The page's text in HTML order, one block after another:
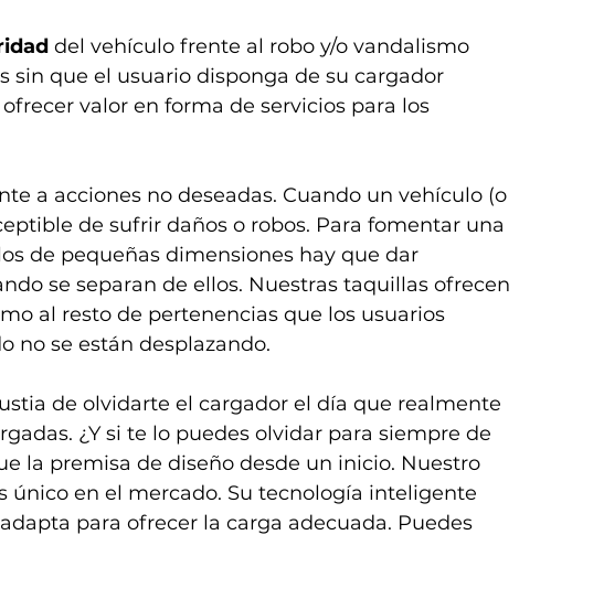
del vehículo frente al robo y/o vandalismo
sin que el usuario disponga de su cargador
valor en forma de servicios para los
a acciones no deseadas. Cuando un vehículo (o
de sufrir daños o robos. Para fomentar una
de pequeñas dimensiones hay que dar
se separan de ellos. Nuestras taquillas ofrecen
al resto de pertenencias que los usuarios
no se están desplazando.
de olvidarte el cargador el día que realmente
¿Y si te lo puedes olvidar para siempre de
la premisa de diseño desde un inicio. Nuestro
único en el mercado. Su tecnología inteligente
para ofrecer la carga adecuada. Puedes